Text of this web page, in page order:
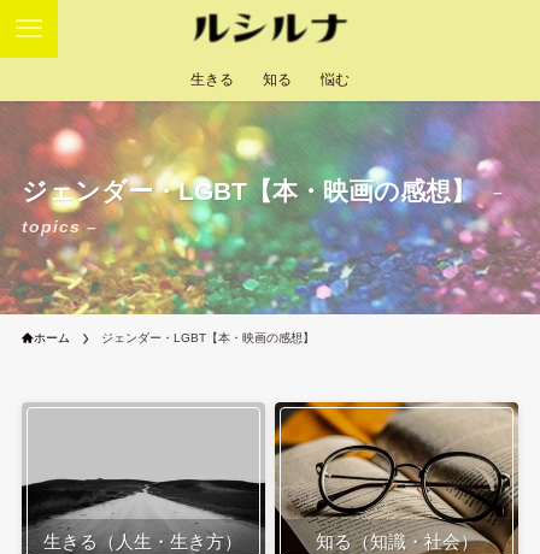
生きる 知る 悩む
ジェンダー・LGBT【本・映画の感想】
–
topics –
ホーム ジェンダー・LGBT【本・映画の感想】
生きる（人生・生き方） 知る（知識・社会）